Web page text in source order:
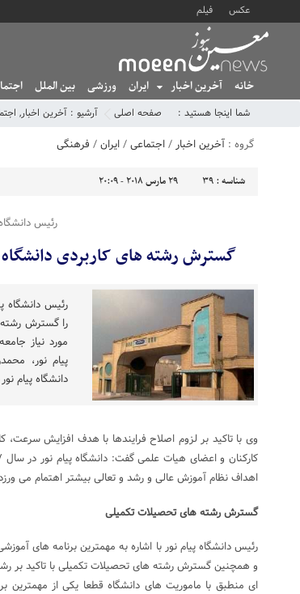
عکس فیلم
خانه آخرین اخبار ایران ورزشی بین الملل
شما اینجا هستید : صفحه اصلی آرشیو : آخرین اخبار,
گروه : آخرین اخبار/اجتماعی/ایران/ فرهنگی
شناسه : 39 29 مارس 2018 - 20:09
رئیس
گسترش رشته های کاربردی دانشگاه
رئیس دانشگاه
را گسترش رشته
مورد نیاز
پیام نور،
دانشگاه پیام نور در سال
وی با تاکید بر لزوم اصلاح فرایندها با هدف افزایش
اهداف نظام آموزش عالی و رشد و تعالی بیشتر اهتمام می
گسترش رشته های تحصیلات تکمیلی
و همچنین گسترش رشته های تحصیلات تکمیلی با تاکید بر